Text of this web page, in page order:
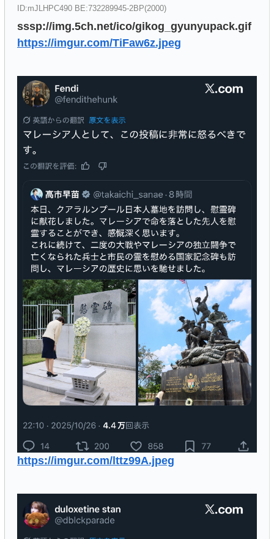
ID:mJLHPC490 BE:732289945-2BP(2000)
sssp://img.5ch.net/ico/gikog_gyunyupack.gif
https://imgur.com/TiFaw6z.jpeg
https://imgur.com/lttz99A.jpeg